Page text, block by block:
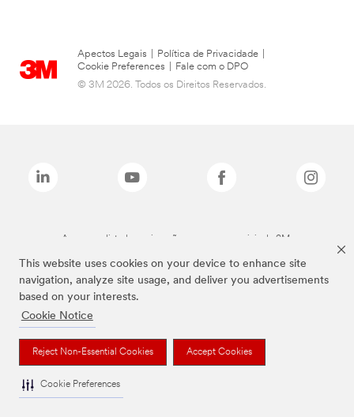
This website uses cookies on your device to enhance site
navigation, analyze site usage, and deliver you advertisements
based on your interests.
Cookie Notice
Reject Non-Essential Cookies Accept Cookies
Cookie Preferences
Apectos Legais Política de Privacidade
Cookie Preferences
Fale com o DPO
© 3M 2026. Todos os Direitos Reservados.
As marcas listadas a cima são marcas comerciais da 3M.